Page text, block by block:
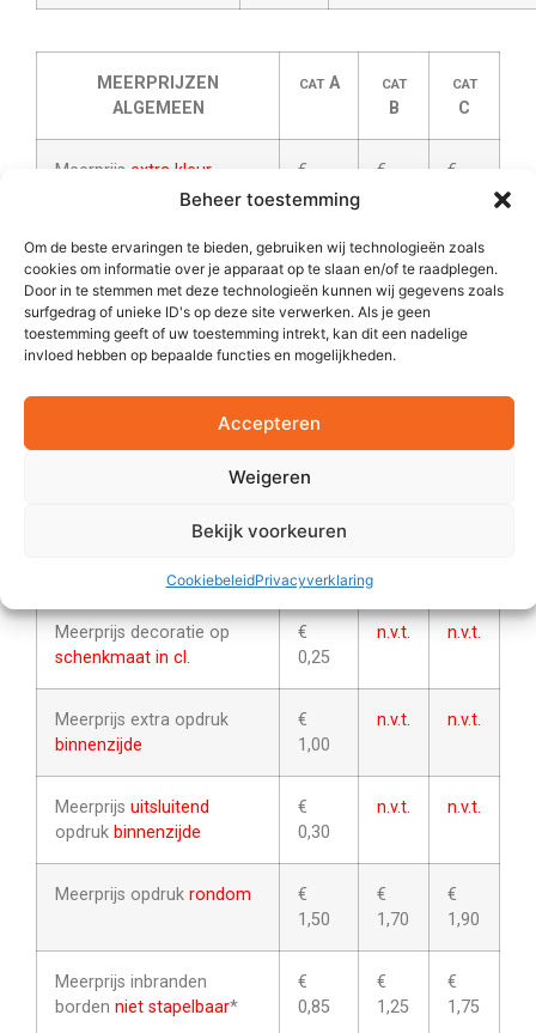
Beheer toestemming
Om de beste ervaringen te bieden, gebruiken wij technologieën zoals
cookies om informatie over je apparaat op te slaan en/of te raadplegen.
Door in te stemmen met deze technologieën kunnen wij gegevens zoals
surfgedrag of unieke ID's op deze site verwerken. Als je geen
toestemming geeft of uw toestemming intrekt, kan dit een nadelige
invloed hebben op bepaalde functies en mogelijkheden.
Accepteren
Weigeren
Bekijk voorkeuren
CookiebeleidPrivacyverklaring
MEERPRIJZEN
ALGEMEEN
CATA CAT
B
CAT
C
Meerprijs extra kleur
€
0,45
€
€
Meerprijs opdruk opextra
positie
€
0,75
€
0,85
€
0,95
Meerprijs decoratieboven
€
0,25
n.v.t. n.v.t.
paars
2
€
in / uitpakken
divers. ( e.e.a. altijd in
0,30
Meerprijs decoratie op
schenkmaat in cl.
€
0,25
n.v.t. n.v.t.
Meerprijs extra opdruk
binnenzijde
€
1,00
n.v.t. n.v.t.
Meerprijs uitsluitend
opdruk binnenzijde
€
0,30
n.v.t. n.v.t.
Meerprijs opdruk rondom
€
1,50
€
1,70
€
1,90
Meerprijs inbranden
borden niet stapelbaar*
€
0,85
€
1,25
€
1,75